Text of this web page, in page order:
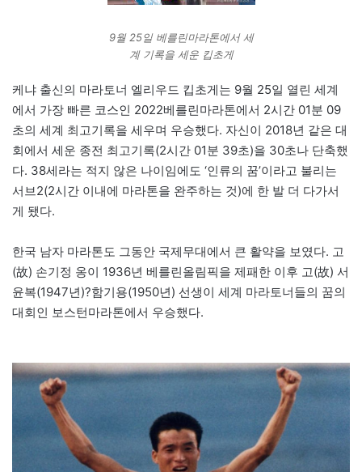
9월 25일 베를린마라톤에서 세
계 기록을 세운 킵초게
케냐 출신의 마라토너 엘리우드 킵초게는 9월 25일 열린 세계
에서 가장 빠른 코스인 2022베를린마라톤에서 2시간 01분 09
초의 세계 최고기록을 세우며 우승했다. 자신이 2018년 같은 대
회에서 세운 종전 최고기록(2시간 01분 39초)을 30초나 단축했
다. 38세라는 적지 않은 나이임에도 ‘인류의 꿈’이라고 불리는
서브2(2시간 이내에 마라톤을 완주하는 것)에 한 발 더 다가서
게 됐다.
한국 남자 마라톤도 그동안 국제무대에서 큰 활약을 보였다. 고
(故) 손기정 옹이 1936년 베를린올림픽을 제패한 이후 고(故) 서
윤복(1947년)?함기용(1950년) 선생이 세계 마라토너들의 꿈의
대회인 보스턴마라톤에서 우승했다.